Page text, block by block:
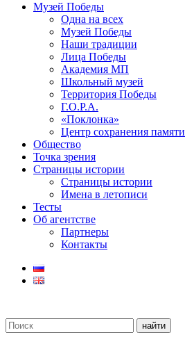
Музей Победы
Одна на всех
Музей Победы
Наши традиции
Лица Победы
Академия МП
Школьный музей
Территория Победы
Г.О.Р.А.
«Поклонка»
Центр сохранения памяти
Общество
Точка зрения
Страницы истории
Страницы истории
Имена в летописи
Тесты
Об агентстве
Партнеры
Контакты